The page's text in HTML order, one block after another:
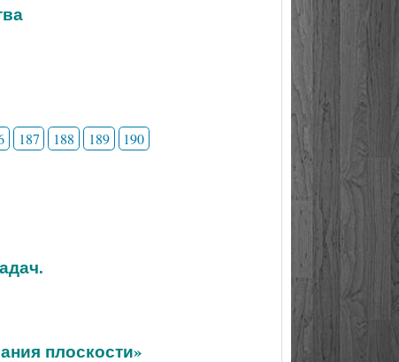
187 188 189 190
плоскости»